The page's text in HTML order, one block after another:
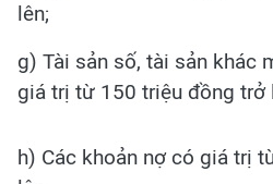
lên;
g) Tài sản số, tài sản khác
giá trị từ 150 triệu đồng trở
h) Các khoản nợ có giá trị